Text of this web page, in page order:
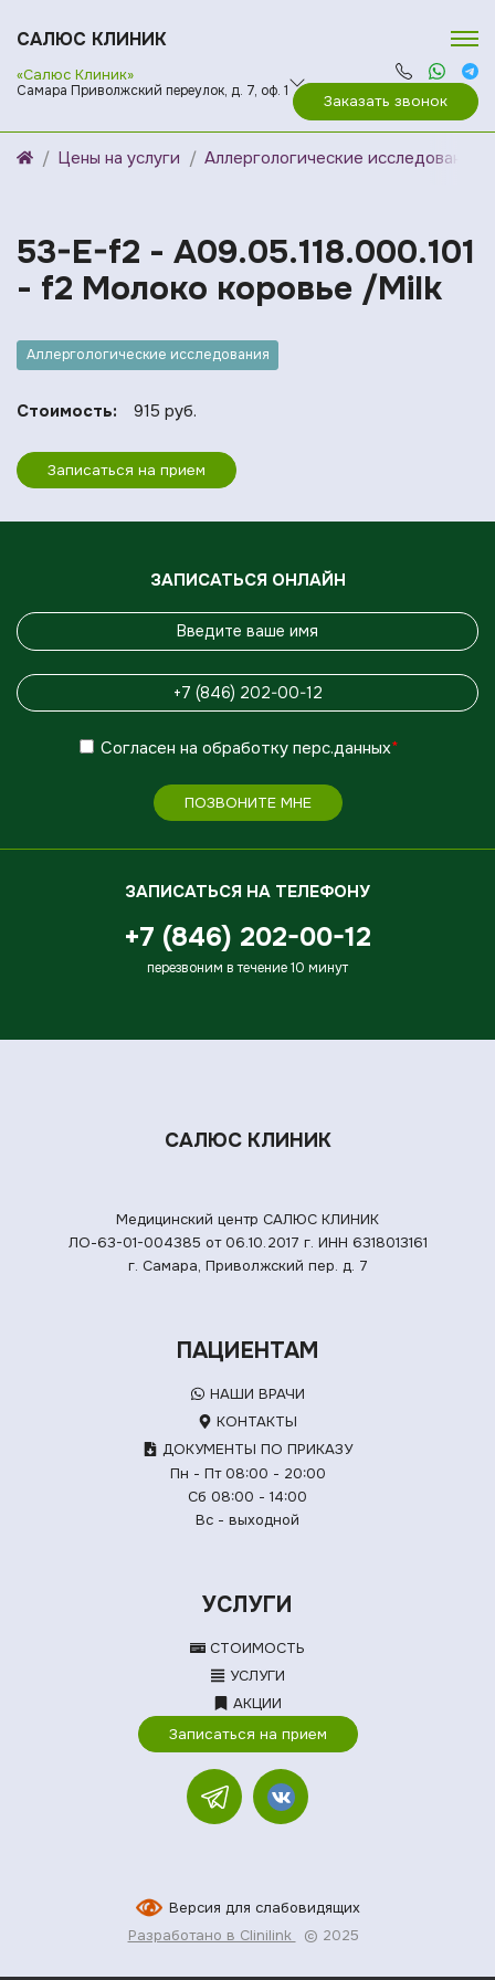
САЛЮС КЛИНИК
«Салюс Клиник»
Самара Приволжский переулок, д. 7, оф. 1
Заказать звонок
Цены на услуги Аллергологические исследования
53-E-f2 - A09.05.118.000.101
- f2 Молоко коровье /Milk
Аллергологические исследования
Стоимость: 915 руб.
Записаться на прием
ЗАПИСАТЬСЯ ОНЛАЙН
Согласен на обработку перс.данных*
ПОЗВОНИТЕ МНЕ
ЗАПИСАТЬСЯ НА ТЕЛЕФОНУ
+7 (846) 202-00-12
перезвоним в течение 10 минут
САЛЮС КЛИНИК
Медицинский центр САЛЮС КЛИНИК
ЛО-63-01-004385 от 06.10.2017 г. ИНН 6318013161
г. Самара, Приволжский пер. д. 7
ПАЦИЕНТАМ
НАШИ ВРАЧИ
КОНТАКТЫ
ДОКУМЕНТЫ ПО ПРИКАЗУ
Пн - Пт 08:00 - 20:00
Сб 08:00 - 14:00
Вс - выходной
УСЛУГИ
СТОИМОСТЬ
УСЛУГИ
АКЦИИ
Записаться на прием
Версия для слабовидящих
Разработано в Clinilink
© 2025